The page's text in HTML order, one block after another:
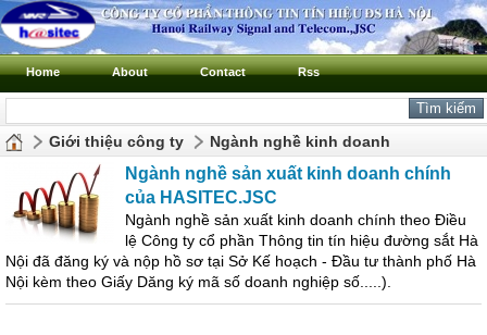
Home About Contact Rss
Giới thiệu công ty Ngành nghề kinh doanh
Ngành nghề sản xuất kinh doanh chính
của HASITEC.JSC
Ngành nghề sản xuất kinh doanh chính theo Điều
lệ Công ty cổ phần Thông tin tín hiệu đường sắt Hà
Nội đã đăng ký và nộp hồ sơ tại Sở Kế hoạch - Đầu tư thành phố Hà
Nội kèm theo Giấy Dăng ký mã số doanh nghiệp số.....).